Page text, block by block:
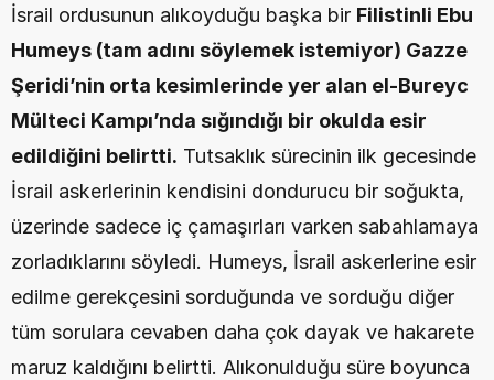
İsrail ordusunun alıkoyduğu başka bir Filistinli Ebu
Humeys (tam adını söylemek istemiyor) Gazze
Şeridi’nin orta kesimlerinde yer alan el-Bureyc
Mülteci Kampı’nda sığındığı bir okulda esir
edildiğini belirtti. Tutsaklık sürecinin ilk gecesinde
İsrail askerlerinin kendisini dondurucu bir soğukta,
üzerinde sadece iç çamaşırları varken sabahlamaya
zorladıklarını söyledi. Humeys, İsrail askerlerine esir
edilme gerekçesini sorduğunda ve sorduğu diğer
tüm sorulara cevaben daha çok dayak ve hakarete
maruz kaldığını belirtti. Alıkonulduğu süre boyunca